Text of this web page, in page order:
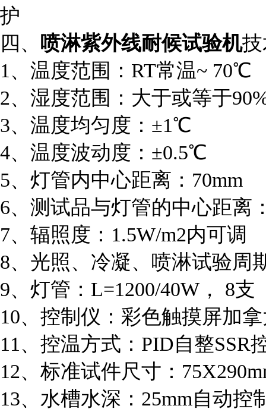
护
四、 喷淋紫外线耐候试验机
1、温度范围：RT常温~ 70℃
2、湿度范围：大于或等于
3、温度均匀度：±1℃
4、温度波动度：±0.5℃
5、灯管内中心距离：70mm
6、测试品与灯管的中心距离
7、辐照度：1.5W/m2内可调
8、光照、冷凝、喷淋试验周
9、灯管：L=1200/40W， 8
10、控制仪：彩色触摸屏加
11、控温方式：PID自整SSR
12、标准试件尺寸：
13、水槽水深：25mm自动控